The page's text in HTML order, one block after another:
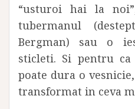
“usturoi hai la
tubermanul
Bergman) sau o
sticleti. Si pentru
poate dura o
transformat in ceva